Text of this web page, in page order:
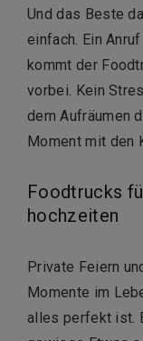
Und das Beste
einfach. Ein
kommt der
vorbei. Kein
dem Aufräumen
Moment mit den
Foodtrucks
hochzeiten
Private Feiern
Momente im
alles perfekt ist.